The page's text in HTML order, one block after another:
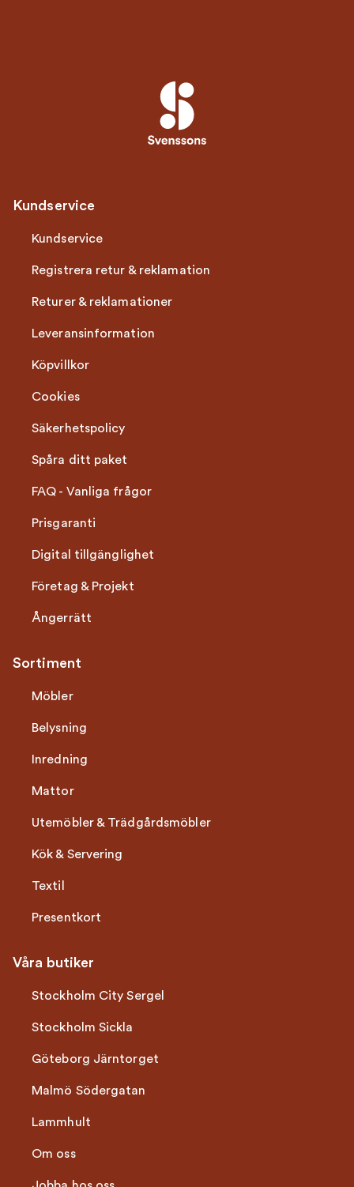
Kundservice
Kundservice
Registrera retur & reklamation
Returer & reklamationer
Leveransinformation
Köpvillkor
Cookies
Säkerhetspolicy
Spåra ditt paket
FAQ - Vanliga frågor
Prisgaranti
Digital tillgänglighet
Företag & Projekt
Ångerrätt
Sortiment
Möbler
Belysning
Inredning
Mattor
Utemöbler & Trädgårdsmöbler
Kök & Servering
Textil
Presentkort
Våra butiker
Stockholm City Sergel
Stockholm Sickla
Göteborg Järntorget
Malmö Södergatan
Lammhult
Om oss